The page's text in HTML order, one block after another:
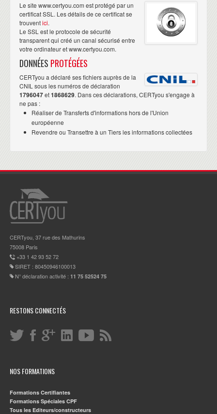
Le site www.certyou.com est protégé par un
certificat SSL. Les détails de ce certificat se
trouventici.
Le SSL est le protocole de sécurité
transparent qui créé un canal sécurisé entre
votre ordinateur et www.certyou.com.
DONNÉES PROTÉGÉES
CERTyou a déclaré ses fichiers auprès de la
CNIL sous les numéros de déclaration
1796047et1868629. Dans ces déclarations, CERTyou s'engage à
ne pas :
Réaliser de Transferts d'informations hors de l'Union
européenne
Revendre ou Transettre à un Tiers les informations collectées
CERTyou, 37 rue des Mathurins
75008 Paris
+33 1 42 93 52 72
SIRET : 80450946100013
N° déclaration activité : 11 75 52524 75
RESTONS CONNECTÉS
NOS FORMATIONS
Formations Certifiantes
Formations Spéciales CPF
Tous les Editeurs/constructeurs